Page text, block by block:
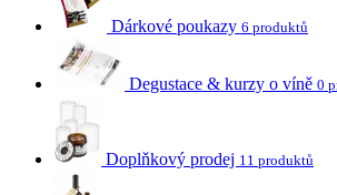
Dárkové poukazy 6 produktů
Degustace & kurzy o víně 0
Doplňkový prodej 11 produktů